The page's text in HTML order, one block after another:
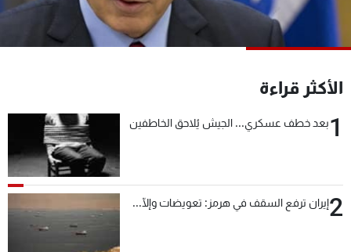
الأكثر قراءة
1بعد خطف عسكري... الجيش يُلاحق الخاطفين
2إيران ترفع السقف في هرمز: تعويضات وإلّا...
البرامج
جدول البرامج
شاهد البرامج
عن MTV
الإنـتـاج
وظائف
شروط الإسـتخدام
سياسة الخصوصية